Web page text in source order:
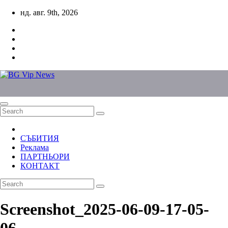
Skip
content
нд. авг. 9th, 2026
СЪБИТИЯ
Реклама
ПАРТНЬОРИ
КОНТАКТ
Screenshot_2025-06-09-17-05-